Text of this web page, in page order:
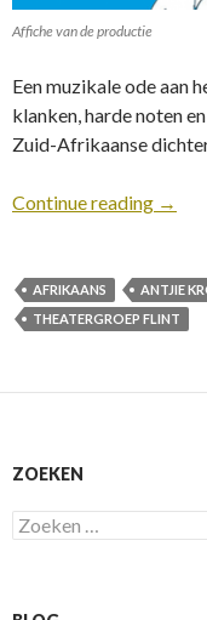
Affiche van de productie
Een muzikale ode aan
klanken, harde noten
Zuid-Afrikaanse
Continue reading →
AFRIKAANS ANTJIE
THEATERGROEP FLINT
ZOEKEN
Zoeken
naar: